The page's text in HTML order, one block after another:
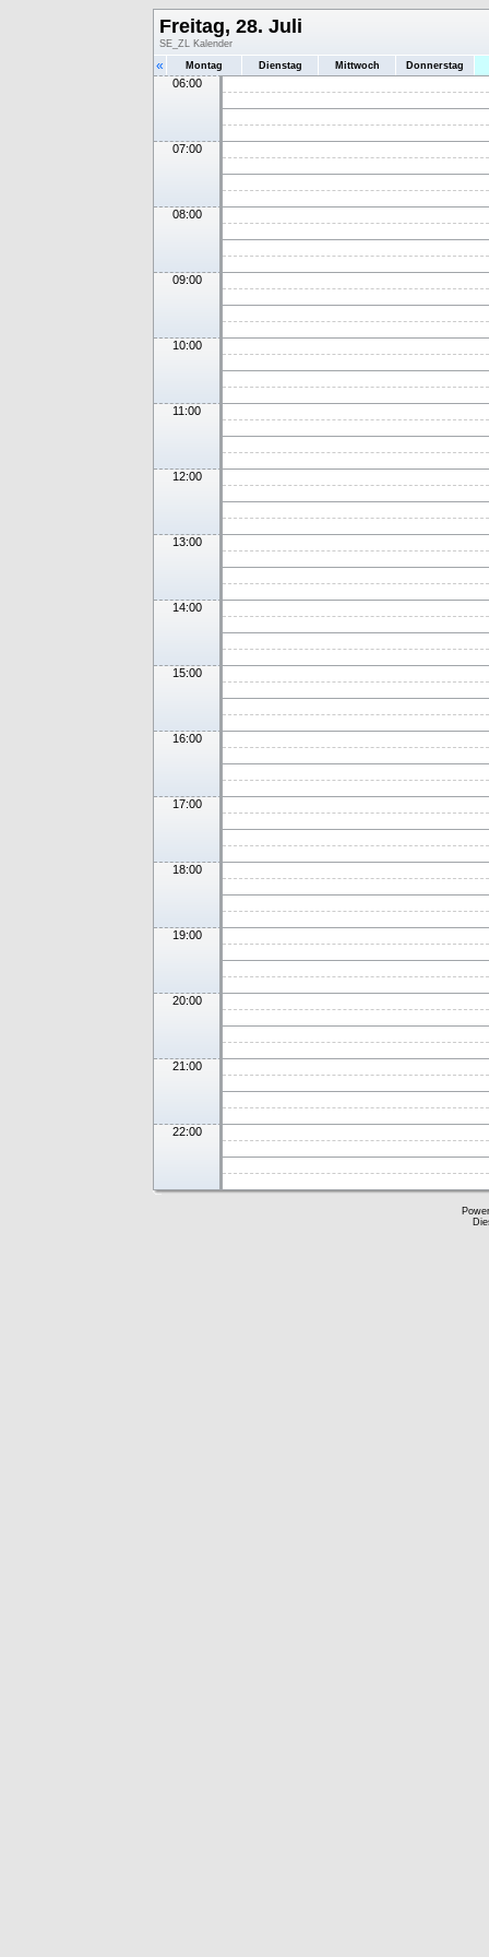
Freitag, 28. Juli
SE_ZL Kalender
« Montag Dienstag Mittwoch Donnerstag
06:00
07:00
08:00
09:00
10:00
11:00
12:00
13:00
14:00
15:00
16:00
17:00
18:00
19:00
20:00
21:00
22:00